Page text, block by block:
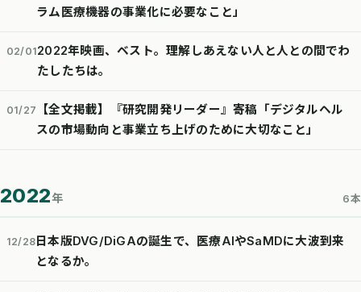
ラム医療機器の事業化に必要なこと」
02/012022年映画、ベスト。理解しあえない人と人との間でわ
たしたちは。
01/27
【全文掲載】『研究開発リーダー』寄稿「デジタルヘル
スの市場動向と事業立ち上げのために大切なこと」
2022年 6本
12/28日本版DVG/DiGAの誕生で、医療AIやSaMDに大波到来
となるか。